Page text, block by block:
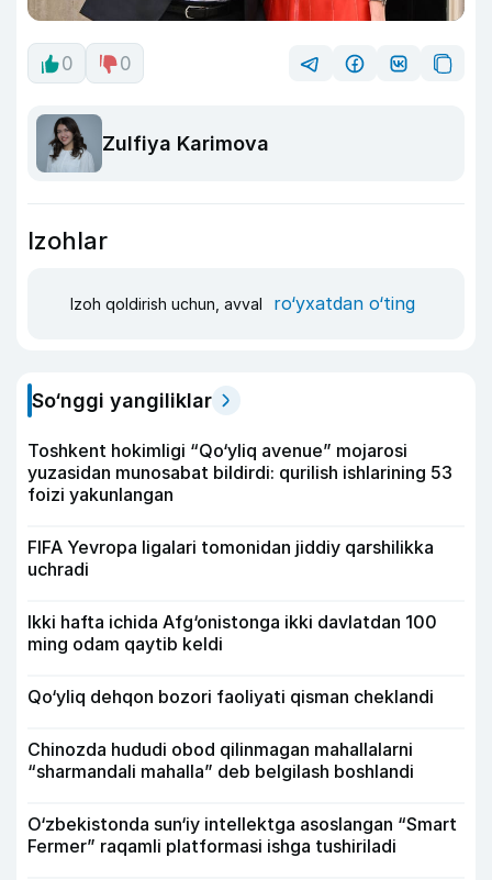
0 0
Zulfiya Karimova
Izohlar
Izoh qoldirish uchun, avval ro‘yxatdan o‘ting
So‘nggi yangiliklar
Toshkent hokimligi “Qo‘yliq avenue” mojarosi
yuzasidan munosabat bildirdi: qurilish ishlarining 53
foizi yakunlangan
FIFA Yevropa ligalari tomonidan jiddiy qarshilikka
uchradi
Ikki hafta ichida Afg‘onistonga ikki davlatdan 100
ming odam qaytib keldi
Qo‘yliq dehqon bozori faoliyati qisman cheklandi
Chinozda hududi obod qilinmagan mahallalarni
“sharmandali mahalla” deb belgilash boshlandi
O‘zbekistonda sun‘iy intellektga asoslangan “Smart
Fermer” raqamli platformasi ishga tushiriladi